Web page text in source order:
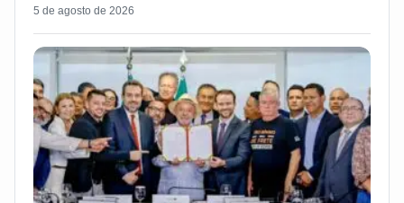
5 de agosto de 2026